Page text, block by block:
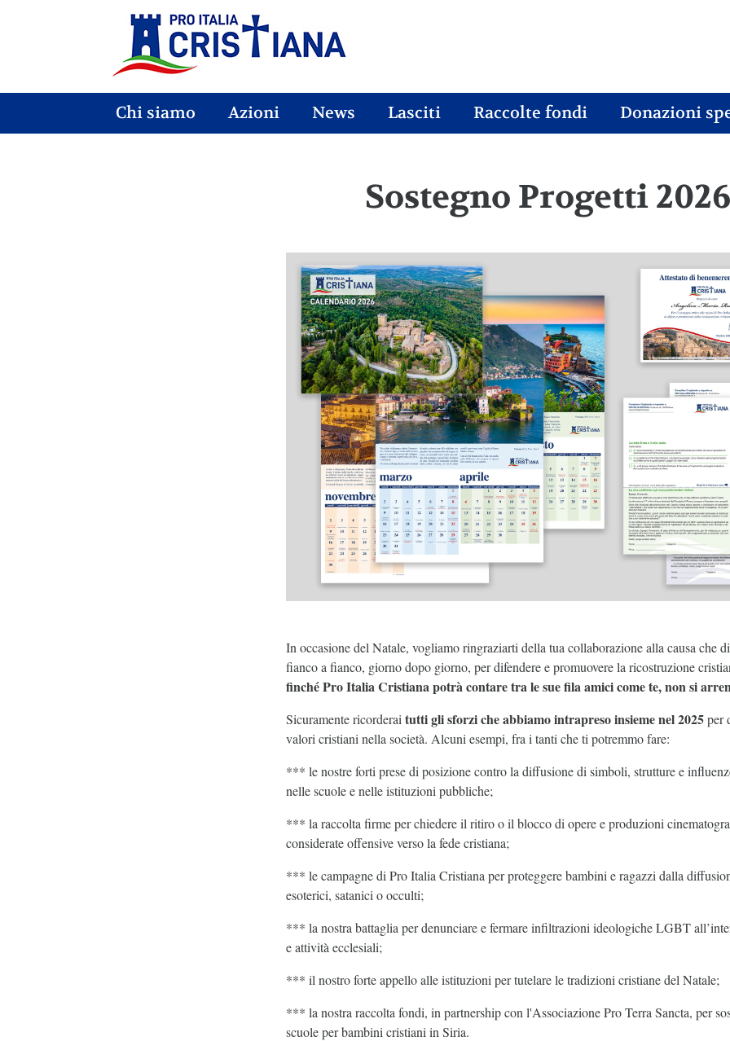
Chi siamo Azioni News Lasciti Raccolte fondi Donazioni
Sostegno Progetti 2026
In occasione del Natale, vogliamo ringraziarti della tua collaborazione alla causa che
fianco a fianco, giorno dopo giorno, per difendere e promuovere la ricostruzione
finché Pro Italia Cristiana potrà contare tra le sue fila amici come te, non si
Sicuramente ricorderai tutti gli sforzi che abbiamo intrapreso insieme nel 2025per
valori cristiani nella società. Alcuni esempi, fra i tanti che ti potremmo fare:
*** le nostre forti prese di posizione contro la diffusione di simboli, strutture e
nelle scuole e nelle istituzioni pubbliche;
*** la raccolta firme per chiedere il ritiro o il blocco di opere e produzioni
considerate offensive verso la fede cristiana;
*** le campagne di Pro Italia Cristiana per proteggere bambini e ragazzi dalla
esoterici, satanici o occulti;
*** la nostra battaglia per denunciare e fermare infiltrazioni ideologiche LGBT
e attività ecclesiali;
*** il nostro forte appello alle istituzioni per tutelare le tradizioni cristiane del Natale;
*** la nostra raccolta fondi, in partnership con l'Associazione Pro Terra Sancta, per
scuole per bambini cristiani in Siria.